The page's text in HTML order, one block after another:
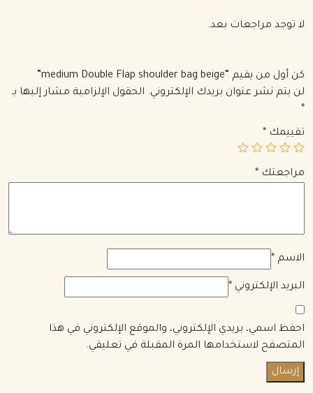
لا توجد مراجعات بعد.
كن أول من يقيم “medium Double Flap shoulder bag beige”
لن يتم نشر عنوان بريدك الإلكتروني. الحقول الإلزامية مشار إليها بـ
*
تقييمك *
مراجعتك *
الاسم *
البريد الإلكتروني *
احفظ اسمي، بريدي الإلكتروني، والموقع الإلكتروني في هذا
المتصفح لاستخدامها المرة المقبلة في تعليقي.